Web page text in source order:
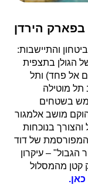
הירדן
והתיישבות:
הגולן בתצפית
אל פחד) ותל
מוטילה
בשטחים
מושב אלמגור
בנוכחות
המפורסמת של דוד
הגבול" – עיקרון
קטן מהמסלול